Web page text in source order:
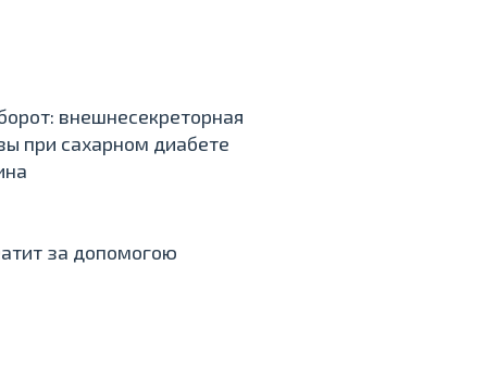
внешнесекреторная
при сахарном диабете
за допомогою